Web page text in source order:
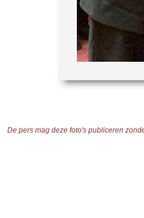
De pers mag deze foto's publiceren